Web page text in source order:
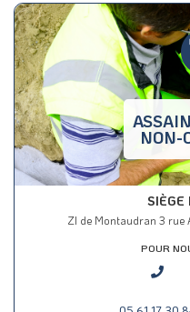
NON-
SIÈGE
ZI de Montaudran 3 rue
POUR